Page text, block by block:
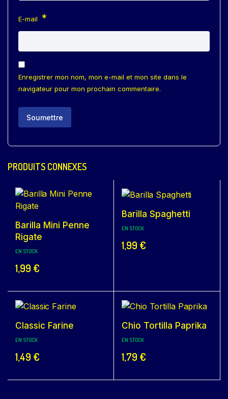
E-mail *
Enregistrer mon nom, mon e-mail et mon site dans le
navigateur pour mon prochain commentaire.
PRODUITS CONNEXES
Barilla Mini Penne
Rigate
EN STOCK
1,99 €
Barilla Spaghetti
EN STOCK
1,99 €
Classic Farine
EN STOCK
1,49 €
Chio Tortilla Paprika
EN STOCK
1,79 €